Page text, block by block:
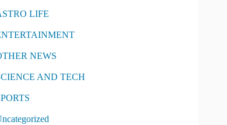
LIFE
NEWS
AND TECH